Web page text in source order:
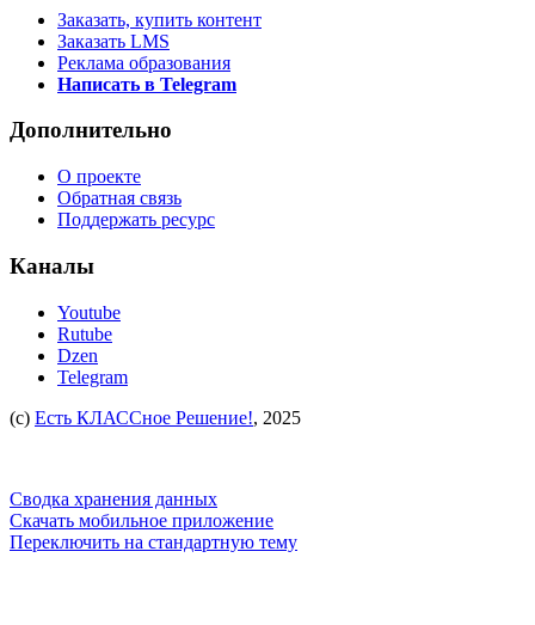
Заказать, купить контент
Заказать LMS
Реклама образования
Написать в Telegram
Дополнительно
О проекте
Обратная связь
Поддержать ресурс
Каналы
Youtube
Rutube
Dzen
Telegram
(c) Есть КЛАССное Решение!, 2025
Сводка хранения данных
Скачать мобильное приложение
Переключить на стандартную тему